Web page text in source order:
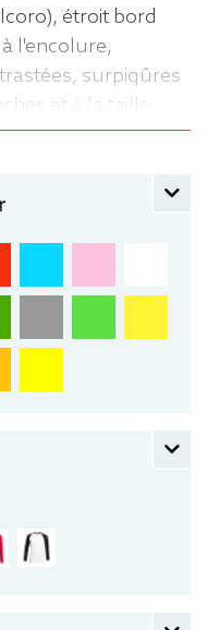
étroit bord
l'encolure,
surpiqûres
et à la taille,
Tee-shirt,